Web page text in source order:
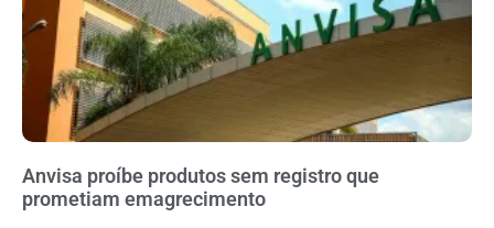
Anvisa proíbe produtos sem registro que
prometiam emagrecimento